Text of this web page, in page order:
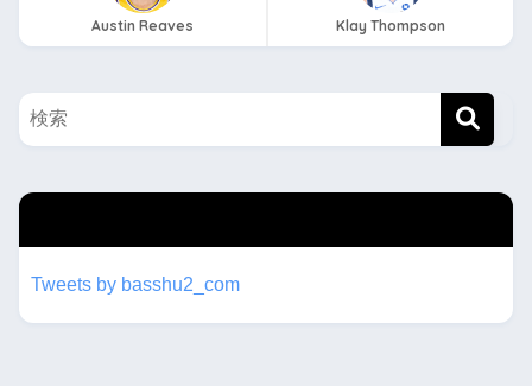
Austin Reaves Klay Thompson
Tweets by basshu2_com